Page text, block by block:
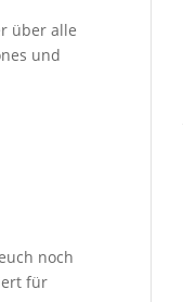
über alle
und
noch
für